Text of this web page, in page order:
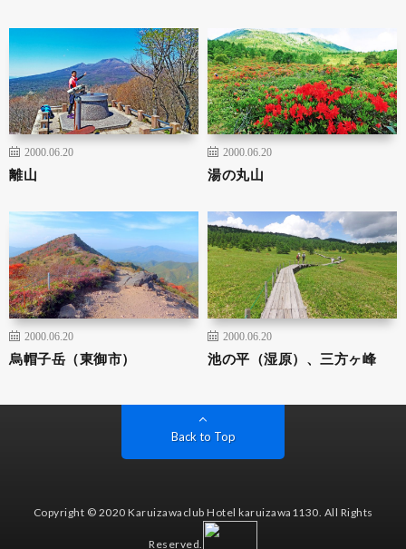
2000.06.20
離山
2000.06.20
湯の丸山
2000.06.20
烏帽子岳（東御市）
2000.06.20
池の平（湿原）、三方ヶ峰
Back to Top
Copyright © 2020 Karuizawaclub Hotel karuizawa1130. All Rights
Reserved.